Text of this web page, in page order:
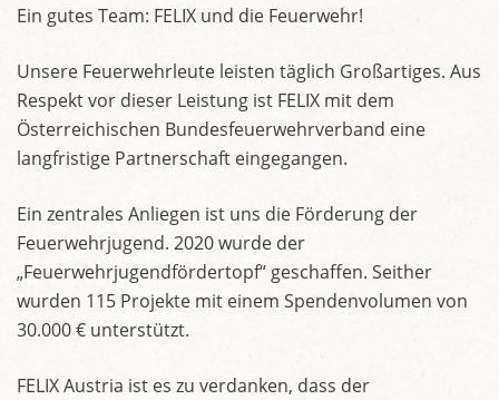
Ein gutes Team: FELIX und die Feuerwehr!
Unsere Feuerwehrleute leisten täglich Großartiges. Aus
Respekt vor dieser Leistung ist FELIX mit dem
Österreichischen Bundesfeuerwehrverband eine
langfristige Partnerschaft eingegangen.
Ein zentrales Anliegen ist uns die Förderung der
Feuerwehrjugend. 2020 wurde der
„Feuerwehrjugendfördertopf“ geschaffen. Seither
wurden 115 Projekte mit einem Spendenvolumen von
30.000 € unterstützt.
FELIX Austria ist es zu verdanken, dass der